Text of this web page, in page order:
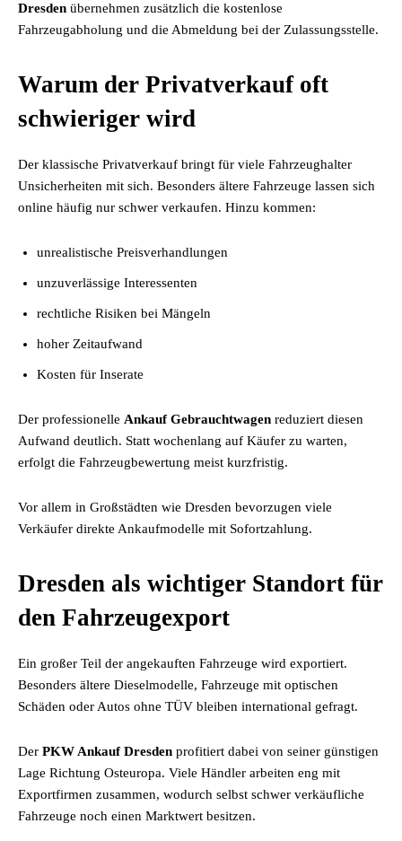
Dresden übernehmen zusätzlich die kostenlose
Fahrzeugabholung und die Abmeldung bei der Zulassungsstelle.
Warum der Privatverkauf oft
schwieriger wird
Der klassische Privatverkauf bringt für viele Fahrzeughalter
Unsicherheiten mit sich. Besonders ältere Fahrzeuge lassen sich
online häufig nur schwer verkaufen. Hinzu kommen:
unrealistische Preisverhandlungen
unzuverlässige Interessenten
rechtliche Risiken bei Mängeln
hoher Zeitaufwand
Kosten für Inserate
Der professionelle Ankauf Gebrauchtwagen reduziert diesen
Aufwand deutlich. Statt wochenlang auf Käufer zu warten,
erfolgt die Fahrzeugbewertung meist kurzfristig.
Vor allem in Großstädten wie Dresden bevorzugen viele
Verkäufer direkte Ankaufmodelle mit Sofortzahlung.
Dresden als wichtiger Standort für
den Fahrzeugexport
Ein großer Teil der angekauften Fahrzeuge wird exportiert.
Besonders ältere Dieselmodelle, Fahrzeuge mit optischen
Schäden oder Autos ohne TÜV bleiben international gefragt.
Der PKW Ankauf Dresden profitiert dabei von seiner günstigen
Lage Richtung Osteuropa. Viele Händler arbeiten eng mit
Exportfirmen zusammen, wodurch selbst schwer verkäufliche
Fahrzeuge noch einen Marktwert besitzen.